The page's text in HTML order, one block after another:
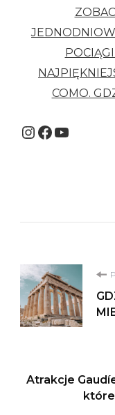
COMO.
Instagram
Facebook
wpisu
Atrakcje